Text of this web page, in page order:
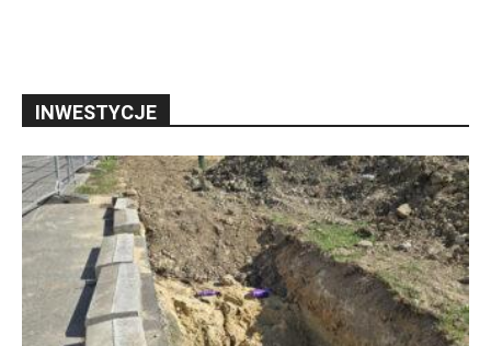
INWESTYCJE